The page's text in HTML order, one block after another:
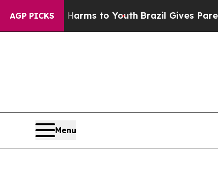
AGP PICKS
Abate Harms to Youth Brazil Gives Parents
Menu